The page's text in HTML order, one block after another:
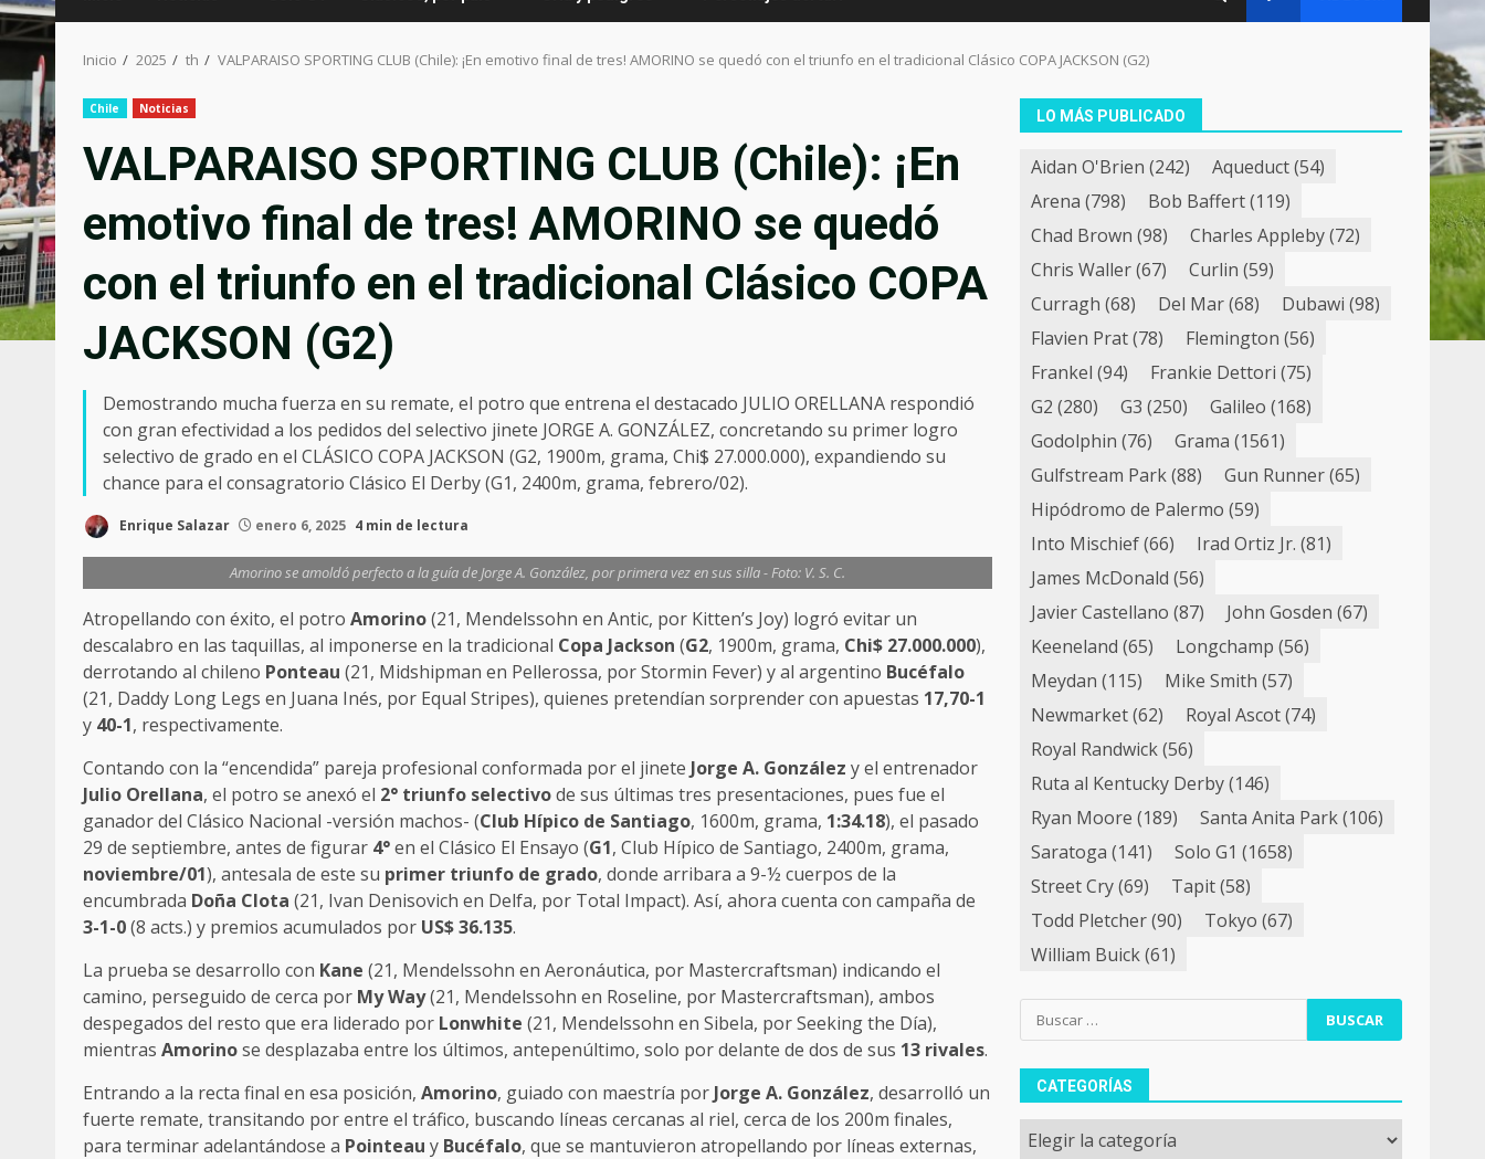
Inicio 2025 th VALPARAISO SPORTING CLUB (Chile): ¡En emotivo final de tres! AMORINO se quedó con el triunfo en el tradicional Clásico COPA JACKSON (G2)
Chile Noticias
VALPARAISO SPORTING CLUB (Chile): ¡En
emotivo final de tres! AMORINO se quedó
con el triunfo en el tradicional Clásico COPA
JACKSON (G2)
Demostrando mucha fuerza en su remate, el potro que entrena el destacado JULIO ORELLANA respondió
con gran efectividad a los pedidos del selectivo jinete JORGE A. GONZÁLEZ, concretando su primer logro
selectivo de grado en el CLÁSICO COPA JACKSON (G2, 1900m, grama, Chi$ 27.000.000), expandiendo su
chance para el consagratorio Clásico El Derby (G1, 2400m, grama, febrero/02).
Enrique Salazar enero 6, 2025 4 min de lectura
Amorino se amoldó perfecto a la guía de Jorge A. González, por primera vez en sus silla - Foto: V. S. C.
Atropellando con éxito, el potro Amorino(21, Mendelssohn en Antic, por Kitten’s Joy) logró evitar un
descalabro en las taquillas, al imponerse en la tradicional Copa Jackson (G2, 1900m, grama, Chi$ 27.000.000),
derrotando al chileno Ponteau (21, Midshipman en Pellerossa, por Stormin Fever) y al argentino Bucéfalo
(21, Daddy Long Legs en Juana Inés, por Equal Stripes), quienes pretendían sorprender con apuestas 17,70-1
y 40-1, respectivamente.
Contando con la “encendida” pareja profesional conformada por el jinete Jorge A. González y el entrenador
Julio Orellana, el potro se anexó el 2° triunfo selectivode sus últimas tres presentaciones, pues fue el
ganador del Clásico Nacional -versión machos- (Club Hípico de Santiago, 1600m, grama, 1:34.18), el pasado
29 de septiembre, antes de figurar 4°en el Clásico El Ensayo (G1, Club Hípico de Santiago, 2400m, grama,
noviembre/01), antesala de este su primer triunfo de grado, donde arribara a 9-½ cuerpos de la
encumbrada Doña Clota (21, Ivan Denisovich en Delfa, por Total Impact). Así, ahora cuenta con campaña de
3-1-0(8 acts.) y premios acumulados por US$ 36.135.
La prueba se desarrollo con Kane (21, Mendelssohn en Aeronáutica, por Mastercraftsman) indicando el
camino, perseguido de cerca por My Way(21, Mendelssohn en Roseline, por Mastercraftsman), ambos
despegados del resto que era liderado por Lonwhite (21, Mendelssohn en Sibela, por Seeking the Día),
mientras Amorinose desplazaba entre los últimos, antepenúltimo, solo por delante de dos de sus 13 rivales.
Entrando a la recta final en esa posición, Amorino, guiado con maestría por Jorge A. González, desarrolló un
fuerte remate, transitando por entre el tráfico, buscando líneas cercanas al riel, cerca de los 200m finales,
para terminar adelantándose a Pointeau y Bucéfalo, que se mantuvieron atropellando por líneas externas,
LO MÁS PUBLICADO
Aidan O'Brien (242) Aqueduct(54)
Arena (798) Bob Baffert(119)
Chad Brown (98) Charles Appleby(72)
Chris Waller(67) Curlin (59)
Curragh (68) Del Mar(68) Dubawi (98)
Flavien Prat(78) Flemington (56)
Frankel (94) Frankie Dettori (75)
G2 (280) G3 (250) Galileo (168)
Godolphin (76) Grama (1561)
Gulfstream Park(88) Gun Runner(65)
Hipódromo de Palermo (59)
Into Mischief(66) Irad Ortiz Jr. (81)
James McDonald (56)
Javier Castellano (87) John Gosden (67)
Keeneland (65) Longchamp (56)
Meydan (115) Mike Smith (57)
Newmarket(62) Royal Ascot(74)
Royal Randwick(56)
Ruta al Kentucky Derby(146)
Ryan Moore (189) Santa Anita Park(106)
Saratoga (141) Solo G1 (1658)
Street Cry(69) Tapit(58)
Todd Pletcher(90) Tokyo (67)
William Buick(61)
Buscar:
CATEGORÍAS
Categorías